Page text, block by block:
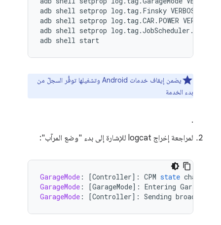
adb shell setprop log.tag.Finsky VERBOSE
adb shell setprop log.tag.CAR.POWER VERBOSE
adb shell setprop
يضمن إيقاف خدمات Android وتشغيلها توفُّر السجلّ من
بدء الخدمة
.
لمراجعة إخراج logcat للإشارة إلى بدء "وضع المرآب":
GarageMode : [Controller] : CPM state changed
GarageMode : [GarageMode] : Entering GarageMode
GarageMode : [Controller] : Sending broadcast